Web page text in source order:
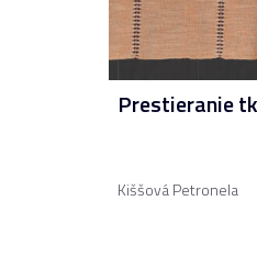
Prestieranie
Kiššová Petronela